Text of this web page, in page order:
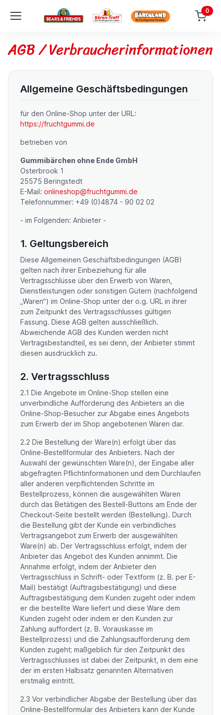
0
AGB / Verbraucherinformationen
Allgemeine Geschäftsbedingungen
für den Online-Shop unter der URL:
https://fruchtgummi.de
betrieben von
Gummibärchen ohne Ende GmbH
Osterbrook 1
25575 Beringstedt
E-Mail: onlineshop@fruchtgummi.de
Telefonnummer: +49 (0)4874 - 90 02 02
- im Folgenden: Anbieter -
1. Geltungsbereich
Diese Allgemeinen Geschäftsbedingungen (AGB)
gelten nach ihrer Einbeziehung für alle
Vertragsschlüsse über den Erwerb von Waren,
Dienstleistungen oder sonstigen Gütern (nachfolgend
„Waren“) im Online-Shop unter der o.g. URL in ihrer
zum Zeitpunkt des Vertragsschlusses gültigen
Fassung. Diese AGB gelten ausschließlich.
Abweichende AGB des Kunden werden nicht
Vertragsbestandteil, es sei denn, der Anbieter stimmt
diesen ausdrücklich zu.
2. Vertragsschluss
2.1 Die Angebote im Online-Shop stellen eine
unverbindliche Aufforderung des Anbieters an die
Online-Shop-Besucher zur Abgabe eines Angebots
zum Erwerb der im Shop angebotenen Waren dar.
2.2 Die Bestellung der Ware(n) erfolgt über das
Online-Bestellformular des Anbieters. Nach der
Auswahl der gewünschten Ware(n), der Eingabe aller
abgefragten Pflichtinformationen und dem Durchlaufen
aller anderen verpflichtenden Schritte im
Bestellprozess, können die ausgewählten Waren
durch das Betätigen des Bestell-Buttons am Ende der
Checkout-Seite bestellt werden (Bestellung). Durch
die Bestellung gibt der Kunde ein verbindliches
Vertragsangebot zum Erwerb der ausgewählten
Ware(n) ab. Der Vertragsschluss erfolgt, indem der
Anbieter das Angebot des Kunden annimmt. Die
Annahme erfolgt, indem der Anbieter den
Vertragsschluss in Schrift- oder Textform (z. B. per E-
Mail) bestätigt (Auftragsbestätigung) und diese
Auftragsbestätigung dem Kunden zugeht oder indem
er die bestellte Ware liefert und diese Ware dem
Kunden zugeht oder indem er den Kunden zur
Zahlung auffordert (z. B. Vorauskasse im
Bestellprozess) und die Zahlungsaufforderung dem
Kunden zugeht; maßgeblich für den Zeitpunkt des
Vertragsschlusses ist dabei der Zeitpunkt, in dem eine
der im ersten Halbsatz genannten Alternativen
erstmalig eintritt.
2.3 Vor verbindlicher Abgabe der Bestellung über das
Online-Bestellformular des Anbieters kann der Kunde